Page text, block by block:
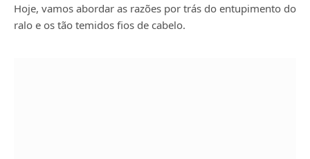
Hoje, vamos abordar as razões por trás do entupimento do
ralo e os tão temidos fios de cabelo.